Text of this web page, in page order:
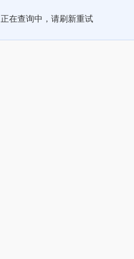
正在查询中，请刷新重试